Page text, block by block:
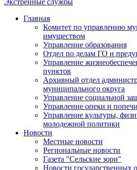
Экстренные службы
Главная
Комитет по управлению
имуществом
Управление образования
Отдел по делам ГО и
Управление
пунктов
Архивный отдел
муниципального округа
Управление социальной
Управление опеки и
Управление культуры,
молодежной политики
Новости
Местные новости
Региональные новости
Газета "Сельские зори"
Новости государственных